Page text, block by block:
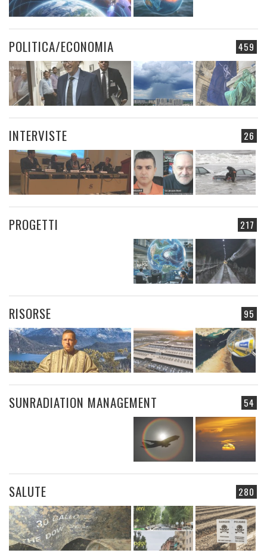
459
POLITICA/ECONOMIA
26
INTERVISTE
217
PROGETTI
95
RISORSE
54
SUNRADIATION MANAGEMENT
280
SALUTE